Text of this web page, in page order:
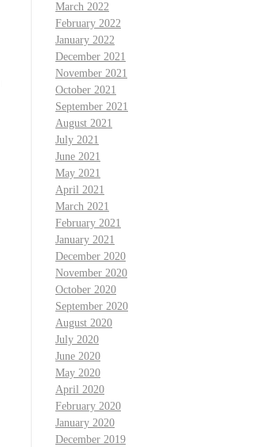
March 2022
February 2022
January 2022
December 2021
November 2021
October 2021
September 2021
August 2021
July 2021
June 2021
May 2021
April 2021
March 2021
February 2021
January 2021
December 2020
November 2020
October 2020
September 2020
August 2020
July 2020
June 2020
May 2020
April 2020
February 2020
January 2020
December 2019